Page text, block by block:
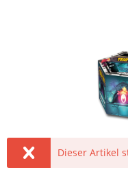
Dieser Artikel